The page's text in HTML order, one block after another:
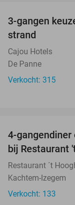
3-gangen
strand
Cajou Hotels
De Panne
Verkocht: 315
4-gangendiner
bij Restaurant
Restaurant ´t
Kachtem-Izegem
Verkocht: 133